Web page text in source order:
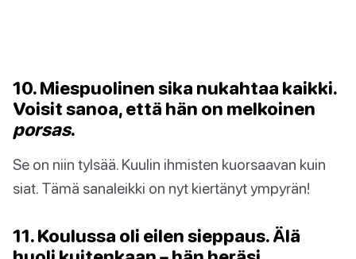
10. Miespuolinen sika nukahtaa kaikki.
Voisit sanoa, että hän on melkoinen
porsas.
Se on niin tylsää. Kuulin ihmisten kuorsaavan kuin
siat. Tämä sanaleikki on nyt kiertänyt ympyrän!
11. Koulussa oli eilen sieppaus. Älä